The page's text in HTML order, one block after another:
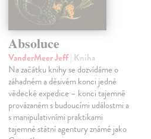
Absoluce
VanderMeer Jeff| Kniha
Na začátku knihy se dozvídáme o
záhadném a děsivém konci jedné
vědecké expedice – konci tajemně
provázaném s budoucími událostmi a
s manipulativními praktikami
tajemné státní agentury známé jako